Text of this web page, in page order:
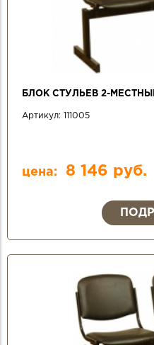
БЛОК СТУЛЬЕВ 2-
Артикул: 111005
цена: 8 146 руб.